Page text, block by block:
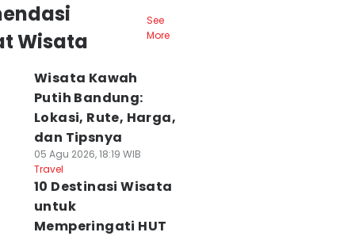
Wisata
See
More
Wisata Kawah
Putih Bandung:
Lokasi, Rute, Harga,
dan Tipsnya
05 Agu 2026, 18:19 WIB
Travel
10 Destinasi Wisata
untuk
Memperingati HUT